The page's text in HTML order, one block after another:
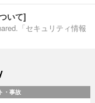
いて]
「セキュリティ情報
・事故